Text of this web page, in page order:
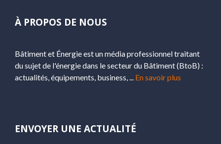
À PROPOS DE NOUS
Bâtiment et Énergie est un média professionnel traitant
du sujet de l'énergie dans le secteur du Bâtiment (BtoB) :
actualités, équipements, business, ... En savoir plus
ENVOYER UNE ACTUALITÉ